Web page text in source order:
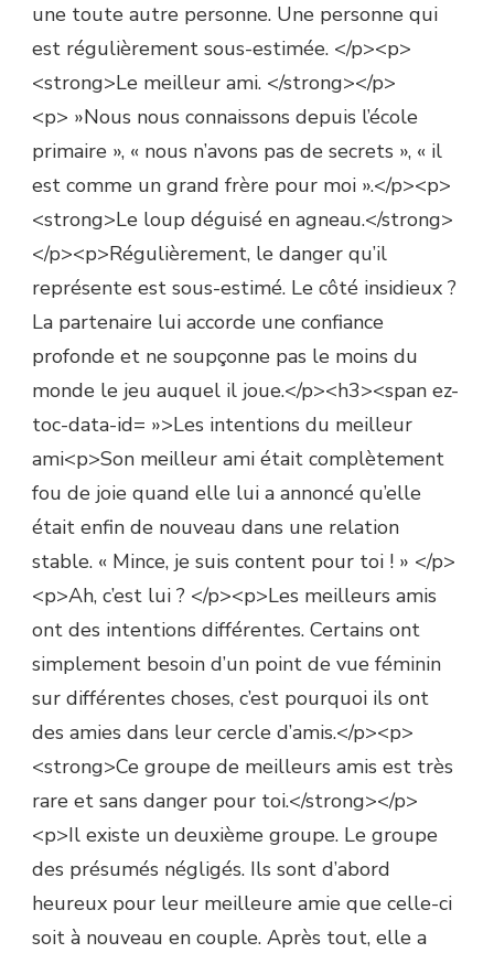
une toute autre personne. Une personne qui
est régulièrement sous-estimée. </p><p>
<strong>Le meilleur ami. </strong></p>
<p> »Nous nous connaissons depuis l’école
primaire », « nous n’avons pas de secrets », « il
est comme un grand frère pour moi ».</p><p>
<strong>Le loup déguisé en agneau.</strong>
</p><p>Régulièrement, le danger qu’il
représente est sous-estimé. Le côté insidieux ?
La partenaire lui accorde une confiance
profonde et ne soupçonne pas le moins du
monde le jeu auquel il joue.</p><h3><span ez-
toc-data-id= »>Les intentions du meilleur
ami<p>Son meilleur ami était complètement
fou de joie quand elle lui a annoncé qu’elle
était enfin de nouveau dans une relation
stable. « Mince, je suis content pour toi ! » </p>
<p>Ah, c’est lui ? </p><p>Les meilleurs amis
ont des intentions différentes. Certains ont
simplement besoin d’un point de vue féminin
sur différentes choses, c’est pourquoi ils ont
des amies dans leur cercle d’amis.</p><p>
<strong>Ce groupe de meilleurs amis est très
rare et sans danger pour toi.</strong></p>
<p>Il existe un deuxième groupe. Le groupe
des présumés négligés. Ils sont d’abord
heureux pour leur meilleure amie que celle-ci
soit à nouveau en couple. Après tout, elle a